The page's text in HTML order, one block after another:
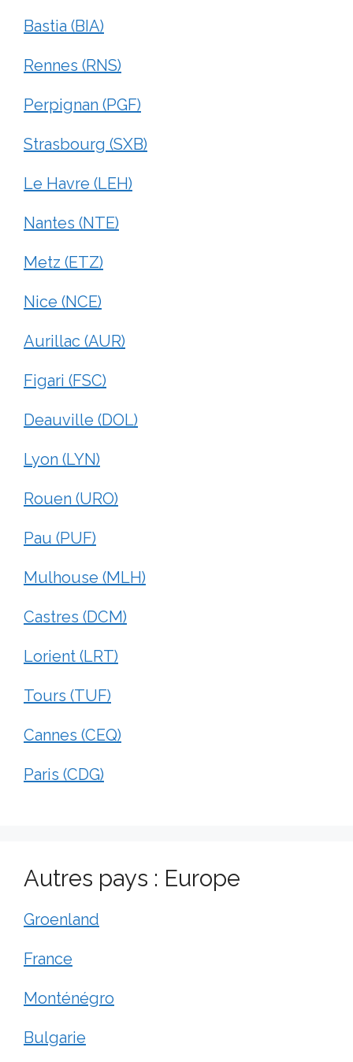
Bastia (BIA)
Rennes (RNS)
Perpignan (PGF)
Strasbourg (SXB)
Le Havre (LEH)
Nantes (NTE)
Metz (ETZ)
Nice (NCE)
Aurillac (AUR)
Figari (FSC)
Deauville (DOL)
Lyon (LYN)
Rouen (URO)
Pau (PUF)
Mulhouse (MLH)
Castres (DCM)
Lorient (LRT)
Tours (TUF)
Cannes (CEQ)
Paris (CDG)
Autres pays : Europe
Groenland
France
Monténégro
Bulgarie